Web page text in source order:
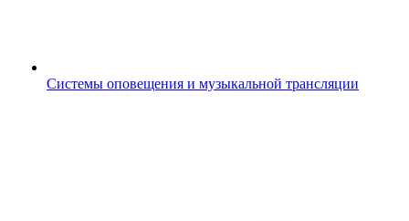
Системы оповещения и музыкальной трансляции